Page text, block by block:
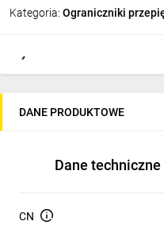
Kategoria: Ograniczniki
DANE PRODUKTOWE
Dane techniczne
CN